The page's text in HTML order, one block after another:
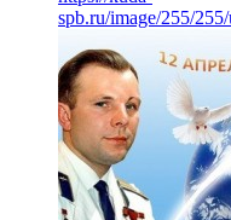
spb.ru/image/255/